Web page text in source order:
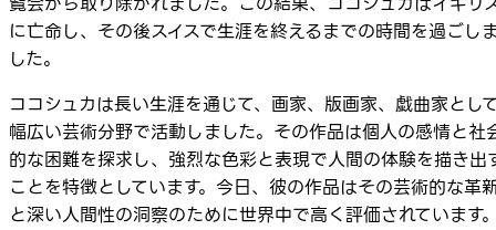
に亡命し、その後スイスで生涯を終えるまでの時間を過ごし
した。
ココシュカは長い生涯を通じて、画家、版画家、戯曲家とし
幅広い芸術分野で活動しました。その作品は個人の感情と社
的な困難を探求し、強烈な色彩と表現で人間の体験を描き出
ことを特徴としています。今日、彼の作品はその芸術的な革
と深い人間性の洞察のために世界中で高く評価されています